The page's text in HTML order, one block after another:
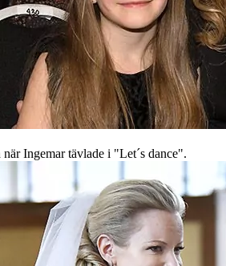
Ingemar tävlade i "Let´s dance".